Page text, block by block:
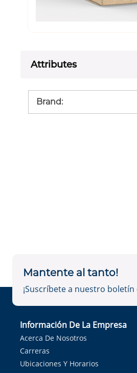
Attributes
Brand:
Mantente al tanto!
¡Suscríbete a nuestro
Información De La Empresa
Acerca De Nosotros
Carreras
Ubicaciones Y Horarios